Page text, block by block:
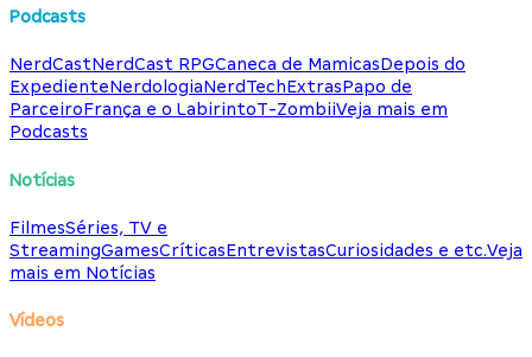
Podcasts
NerdCastNerdCast RPGCaneca de MamicasDepois do
ExpedienteNerdologiaNerdTechExtrasPapo de
ParceiroFrança e o LabirintoT-ZombiiVeja mais em
Podcasts
Notícias
FilmesSéries, TV e
StreamingGamesCríticasEntrevistasCuriosidades e etc.Veja
mais em Notícias
Vídeos